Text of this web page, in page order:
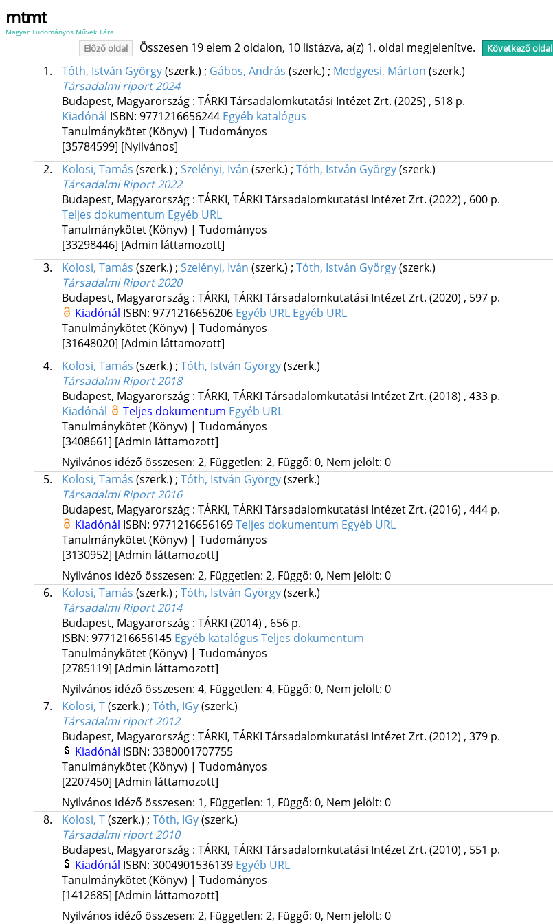
mtmt
Magyar Tudományos Művek Tára
Előző oldal Összesen 19 elem 2 oldalon, 10 listázva, a(z) 1. oldal megjelenítve. Következő oldal
1. Tóth, István György(szerk.) ; Gábos, András (szerk.) ; Medgyesi, Márton (szerk.)
Társadalmi riport 2024
Budapest, Magyarország : TÁRKI Társadalomkutatási Intézet Zrt. (2025) , 518 p.
Kiadónál ISBN: 9771216656244 Egyéb katalógus
Tanulmánykötet (Könyv) | Tudományos
[35784599] [Nyilvános]
2.
Kolosi, Tamás (szerk.) ; Szelényi, Iván (szerk.) ; Tóth, István György(szerk.)
Társadalmi Riport 2022
Budapest, Magyarország : TÁRKI, TÁRKI Társadalomkutatási Intézet Zrt. (2022) , 600 p.
Teljes dokumentum Egyéb URL
Tanulmánykötet (Könyv) | Tudományos
[33298446] [Admin láttamozott]
3.
Kolosi, Tamás (szerk.) ; Szelényi, Iván (szerk.) ; Tóth, István György(szerk.)
Társadalmi Riport 2020
Budapest, Magyarország : TÁRKI, TÁRKI Társadalomkutatási Intézet Zrt. (2020) , 597 p.
Kiadónál ISBN: 9771216656206 Egyéb URL Egyéb URL
Tanulmánykötet (Könyv) | Tudományos
[31648020] [Admin láttamozott]
4.
Kolosi, Tamás (szerk.) ; Tóth, István György(szerk.)
Társadalmi Riport 2018
Budapest, Magyarország : TÁRKI, TÁRKI Társadalomkutatási Intézet Zrt. (2018) , 433 p.
Kiadónál
Teljes dokumentum Egyéb URL
Tanulmánykötet (Könyv) | Tudományos
[3408661] [Admin láttamozott]
Nyilvános idéző összesen: 2, Független: 2, Függő: 0, Nem jelölt: 0
5.
Kolosi, Tamás (szerk.) ; Tóth, István György(szerk.)
Társadalmi Riport 2016
Budapest, Magyarország : TÁRKI, TÁRKI Társadalomkutatási Intézet Zrt. (2016) , 444 p.
Kiadónál ISBN: 9771216656169Teljes dokumentum Egyéb URL
Tanulmánykötet (Könyv) | Tudományos
[3130952] [Admin láttamozott]
Nyilvános idéző összesen: 2, Független: 2, Függő: 0, Nem jelölt: 0
6.
Kolosi, Tamás (szerk.) ; Tóth, István György(szerk.)
Társadalmi Riport 2014
Budapest, Magyarország : TÁRKI (2014) , 656 p.
ISBN: 9771216656145 Egyéb katalógus Teljes dokumentum
Tanulmánykötet (Könyv) | Tudományos
[2785119] [Admin láttamozott]
Nyilvános idéző összesen: 4, Független: 4, Függő: 0, Nem jelölt: 0
7.
Kolosi, T(szerk.) ; Tóth, IGy(szerk.)
Társadalmi riport 2012
Budapest, Magyarország : TÁRKI, TÁRKI Társadalomkutatási Intézet Zrt. (2012) , 379 p.
Kiadónál ISBN: 3380001707755
Tanulmánykötet (Könyv) | Tudományos
[2207450] [Admin láttamozott]
Nyilvános idéző összesen: 1, Független: 1, Függő: 0, Nem jelölt: 0
8.
Kolosi, T(szerk.) ; Tóth, IGy(szerk.)
Társadalmi riport 2010
Budapest, Magyarország : TÁRKI, TÁRKI Társadalomkutatási Intézet Zrt. (2010) , 551 p.
Kiadónál ISBN: 3004901536139 Egyéb URL
Tanulmánykötet (Könyv) | Tudományos
[1412685] [Admin láttamozott]
Nyilvános idéző összesen: 2, Független: 2, Függő: 0, Nem jelölt: 0